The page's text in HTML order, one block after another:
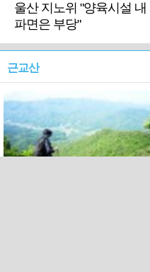
울산 지노위 "양육시설
파면은 부당"
근교산